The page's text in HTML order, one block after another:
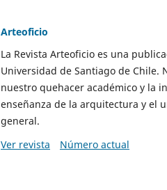
Arteoficio
La Revista Arteoficio es una
Universidad de Santiago de
nuestro quehacer académico y la
enseñanza de la arquitectura y el
general.
Ver revista
Número actual